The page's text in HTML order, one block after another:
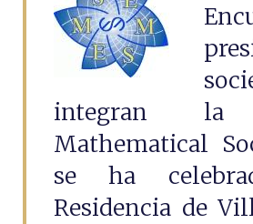
integran la
Mathematical
se ha
Residencia de